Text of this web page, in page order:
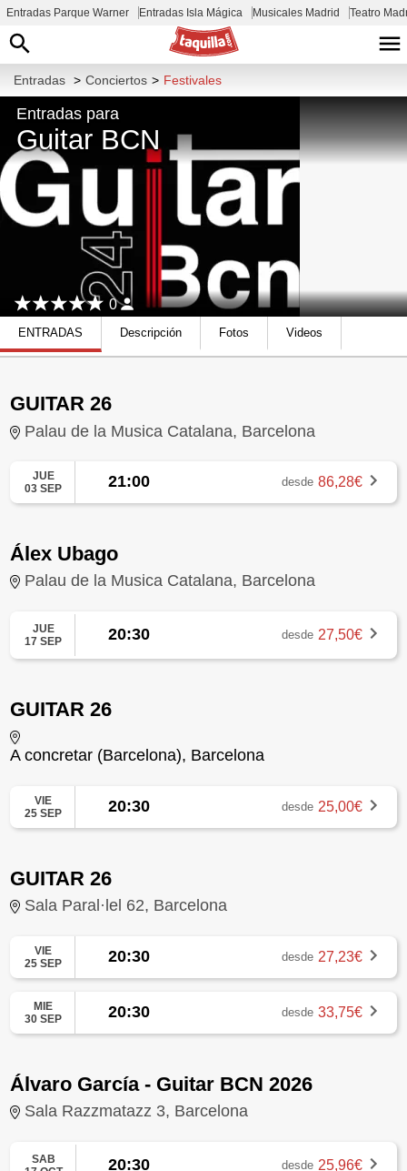
Entradas Parque Warner Entradas Isla Mágica Musicales Madrid Teatro
Entradas > Conciertos > Festivales
Entradas para
Guitar BCN
0
ENTRADAS Descripción Fotos Videos
GUITAR 26
Palau de la Musica Catalana, Barcelona
JUE
03 SEP
21:00 desde 86,28€
Álex Ubago
Palau de la Musica Catalana, Barcelona
JUE
17 SEP
20:30 desde 27,50€
GUITAR 26
A concretar (Barcelona), Barcelona
VIE
25 SEP
20:30 desde 25,00€
GUITAR 26
Sala Paral·lel 62, Barcelona
VIE
25 SEP
20:30 desde 27,23€
MIE
30 SEP
20:30 desde 33,75€
Álvaro García - Guitar BCN 2026
Sala Razzmatazz 3, Barcelona
SAB
20:30 desde 25,96€